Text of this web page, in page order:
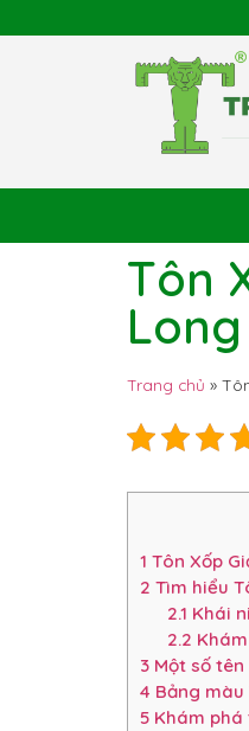
Tôn
Trang chủ »
1 Tôn Xốp
2 Tìm hiểu
2.1 Khái
2.2
3 Một số
4 Bảng màu
5 Khám phá